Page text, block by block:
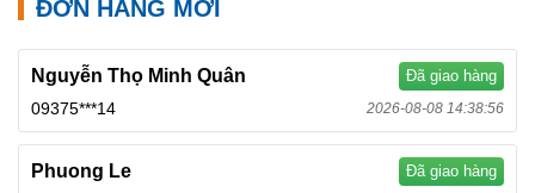
ĐƠN HÀNG MỚI
Nguyễn Thọ Minh Quân Đã giao hàng
09375***14 2026-08-08 14:38:56
Phuong Le Đã giao hàng